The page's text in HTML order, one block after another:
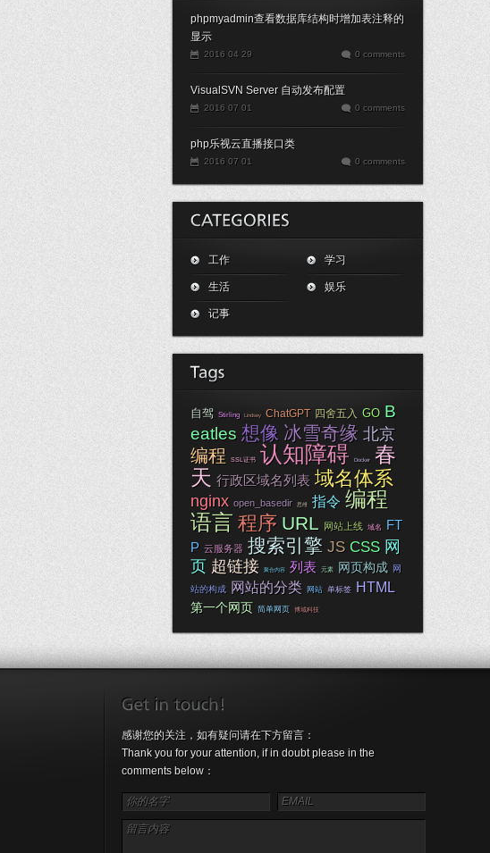
phpmyadmin查看数据库结构时增加表注释的
显示
2016 04 29 0 comments
VisualSVN Server 自动发布配置
2016 07 01 0 comments
php乐视云直播接口类
2016 07 01 0 comments
工作 学习
生活 娱乐
记事
自驾 Stirling Lindsey ChatGPT 四舍五入 GO B
eatles 想像 冰雪奇缘 北京
编程 SSL证书 认知障碍 Docker
春
天 行政区域名列表 域名体系
nginx open_basedir 思维 指令 编程
语言 程序 URL 网站上线 域名
FT
P 云服务器 搜索引擎 JS CSS 网
页 超链接 聚合内容 列表 元素 网页构成 网
站的构成 网站的分类 网站 单标签 HTML
第一个网页 简单网页 博域科技
感谢您的关注，如有疑问请在下方留言：
Thank you for your attention, if in doubt please in the
comments below：